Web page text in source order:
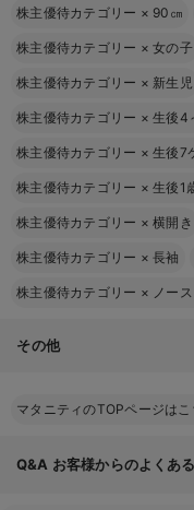
株主優待カテゴリー × 90㎝
株主優待カテゴリー ×女の子
株主優待カテゴリー × 新生児
株主優待カテゴリー ×生後4
株主優待カテゴリー ×生後7
株主優待カテゴリー ×生後1
株主優待カテゴリー ×横開き
株主優待カテゴリー ×長袖
株主優待カテゴリー × ノー
その他
マタニティのTOPページはこ
Q&A お客様からのよくあ